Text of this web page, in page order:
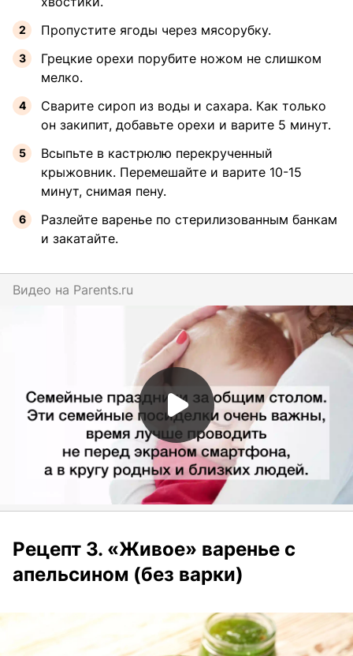
Пропустите ягоды через мясорубку.
Грецкие орехи порубите ножом не слишком
мелко.
Сварите сироп из воды и сахара. Как только
он закипит, добавьте орехи и варите 5 минут.
Всыпьте в кастрюлю перекрученный
крыжовник. Перемешайте и варите 10-15
минут, снимая пену.
Разлейте варенье по стерилизованным банкам
и закатайте.
Видео на parents.ru
Рецепт 3. «Живое» варенье с
апельсином (без варки)